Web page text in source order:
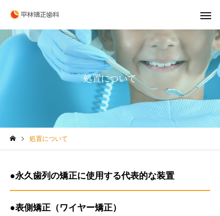
処置について
処置について
●永久歯列の矯正に使用する代表的な装置
●表側矯正（ワイヤー矯正）